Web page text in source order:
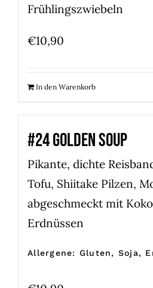
Frühlingszwiebeln
€10,90
In den Warenkorb
#24 GOLDEN SOUP
Pikante, dichte
Tofu, Shiitake Pilzen,
abgeschmeckt mit
Erdnüssen
Allergene: Gluten, Soja,